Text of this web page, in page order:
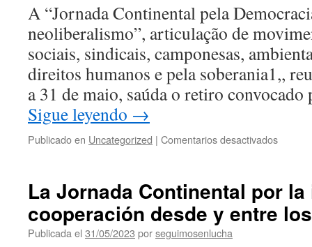
contra
el
neoliberalismo
de
cara
la
Cumbre
UE
–
A “Jornada Continental pela
neoliberalismo”, articulação de
sociais, sindicais, camponesas,
direitos humanos e pela soberania1,,
a 31 de maio, saúda o retiro
Sigue leyendo →
Publicado en Uncategorized | Comentarios desactivadosen
pela
La Jornada Continental por
cooperación desde y entre
Publicada el 31/05/2023 porseguimosenlucha